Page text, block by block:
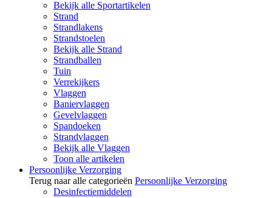
Bekijk alle Sportartikelen
Strand
Strandlakens
Strandstoelen
Bekijk alle Strand
Strandballen
Tuin
Verrekijkers
Vlaggen
Baniervlaggen
Gevelvlaggen
Spandoeken
Strandvlaggen
Bekijk alle Vlaggen
Toon alle artikelen
Persoonlijke Verzorging
Terug naar alle categorieën Persoonlijke Verzorging
Desinfectiemiddelen